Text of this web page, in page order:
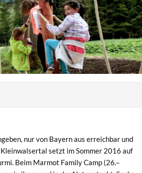
nur von Bayern aus erreichbar und
setzt im Sommer 2016 auf
Beim Marmot Family Camp (26.–